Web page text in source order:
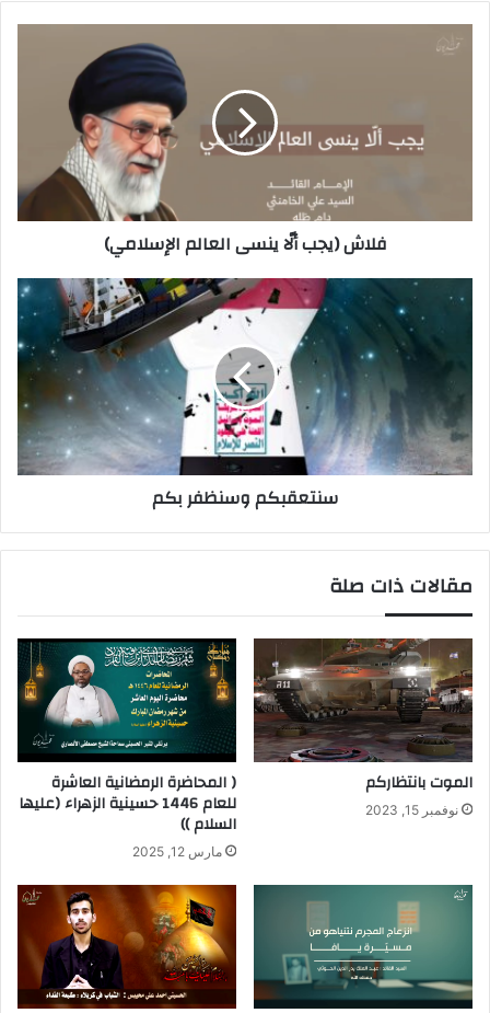
فلاش (يجب ألّا ينسى العالم الإسلامي)
سنتعقبكم وسنظفر بكم
مقالات ذات صلة
الموت بانتظاركم
نوفمبر 15, 2023
( المحاضرة الرمضانية العاشرة
للعام 1446 حسينية الزهراء (عليها
السلام ))
مارس 12, 2025